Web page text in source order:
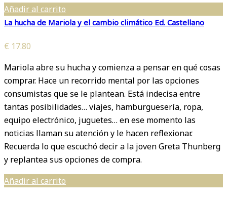
Añadir al carrito
La hucha de Mariola y el cambio climático Ed. Castellano
€ 17.80
Mariola abre su hucha y comienza a pensar en qué cosas
comprar. Hace un recorrido mental por las opciones
consumistas que se le plantean. Está indecisa entre
tantas posibilidades… viajes, hamburguesería, ropa,
equipo electrónico, juguetes… en ese momento las
noticias llaman su atención y le hacen reflexionar.
Recuerda lo que escuchó decir a la joven Greta Thunberg
y replantea sus opciones de compra.
Añadir al carrito